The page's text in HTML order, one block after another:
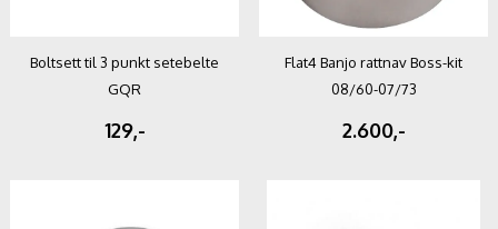
Boltsett til 3 punkt setebelte
GQR
129,-
Flat4 Banjo rattnav Boss-kit
08/60-07/73
2.600,-